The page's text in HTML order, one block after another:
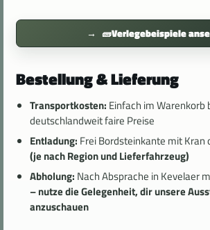
🧱Verlegebeispiele
Bestellung & Lieferung
Transportkosten: Einfach im Warenkorb
deutschlandweit faire Preise
Entladung: Frei Bordsteinkante mit Kran
(je nach Region und Lieferfahrzeug)
Abholung: Nach Absprache in Kevelaer
– nutze die Gelegenheit, dir unsere
anzuschauen